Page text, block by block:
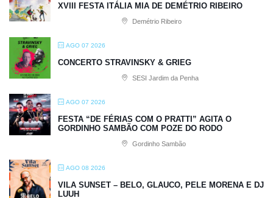
XVIII FESTA ITÁLIA MIA DE DEMÉTRIO RIBEIRO
Demétrio Ribeiro
AGO 07 2026
CONCERTO STRAVINSKY & GRIEG
SESI Jardim da Penha
AGO 07 2026
FESTA “DE FÉRIAS COM O PRATTI” AGITA O
GORDINHO SAMBÃO COM POZE DO RODO
Gordinho Sambão
AGO 08 2026
VILA SUNSET – BELO, GLAUCO, PELE MORENA E DJ
LUUH